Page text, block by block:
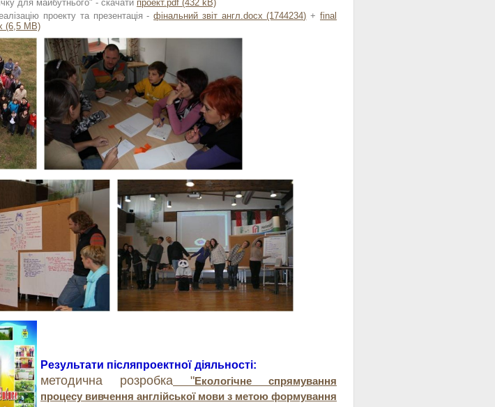
для майбутнього" - скачати проект.pdf (432 kB)
проекту та презентація -фінальний звіт англ.docx (1744234) +final
(6,5 MB)
Результати післяпроектної діяльності:
методична розробка "Екологічне спрямування
процесу вивчення англійської мови з метою формування